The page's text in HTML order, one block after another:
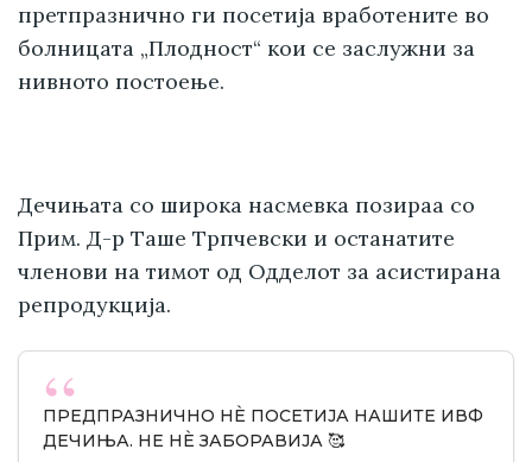
претпразнично ги посетија вработените во
болницата „Плодност“ кои се заслужни за
нивното постоење.
Дечињата со широка насмевка позираа со
Прим. Д-р Таше Трпчевски и останатите
членови на тимот од Одделот за асистирана
репродукција.
ПРЕДПРАЗНИЧНО НÈ ПОСЕТИЈА НАШИТЕ ИВФ
ДЕЧИЊА. НЕ НÈ ЗАБОРАВИЈА 🥰